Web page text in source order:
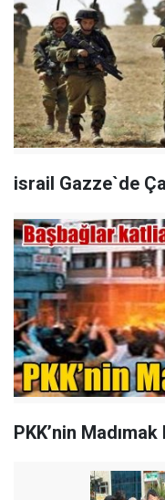
israil Gazze`de
PKK’nin Madımak